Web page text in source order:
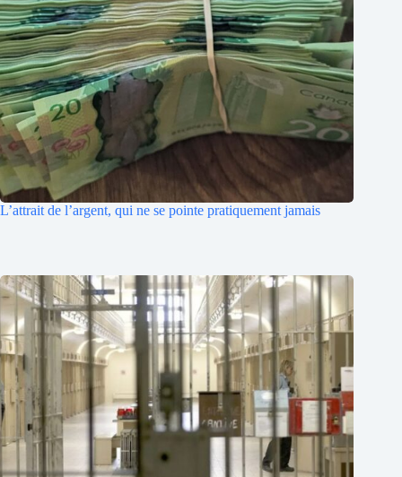
L’attrait de l’argent, qui ne se pointe pratiquement jamais